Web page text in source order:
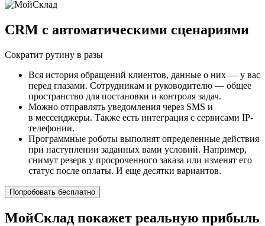
CRM с автоматическими сценариями
Сократит рутину в разы
Вся история обращений клиентов, данные о них — у вас
перед глазами. Сотрудникам и руководителю — общее
пространство для постановки и контроля задач.
Можно отправлять уведомления через SMS и
в мессенджеры. Также есть интеграция с сервисами IP-
телефонии.
Программные роботы выполнят определенные действия
при наступлении заданных вами условий. Например,
снимут резерв у просроченного заказа или изменят его
статус после оплаты. И еще десятки вариантов.
Попробовать бесплатно
МойСклад покажет реальную прибыль